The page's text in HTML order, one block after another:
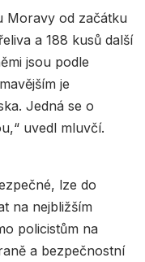
Moravy od začátku
a 188 kusů další
jsou podle
je
Jedná se o
uvedl mluvčí.
lze do
na nejbližším
policistům na
a bezpečnostní